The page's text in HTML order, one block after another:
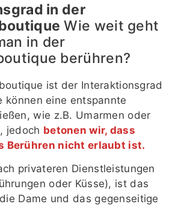
in der
Wie weit geht
in der
berühren?
ist der Interaktionsgrad
können eine entspannte
wie z.B. Umarmen oder
jedoch betonen wir, dass
Berühren nicht erlaubt ist.
privateren Dienstleistungen
oder Küsse), ist das
Dame und das gegenseitige